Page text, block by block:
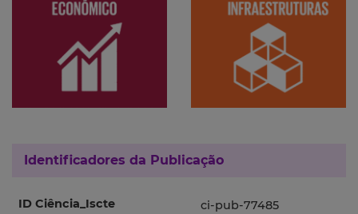
Identificadores da Publicação
ID Ciência_Iscte ci-pub-77485